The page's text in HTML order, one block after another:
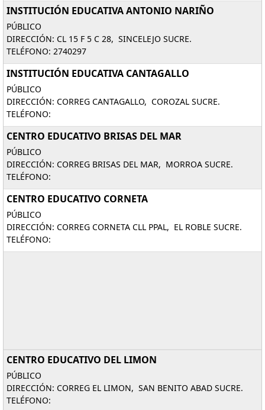
INSTITUCIÓN EDUCATIVA ANTONIO NARIÑO
PÚBLICO
DIRECCIÓN: CL 15 F 5 C 28, SINCELEJO SUCRE.
TELÉFONO: 2740297
INSTITUCIÓN EDUCATIVA CANTAGALLO
PÚBLICO
DIRECCIÓN: CORREG CANTAGALLO, COROZAL SUCRE.
TELÉFONO:
CENTRO EDUCATIVO BRISAS DEL MAR
PÚBLICO
DIRECCIÓN: CORREG BRISAS DEL MAR, MORROA SUCRE.
TELÉFONO:
CENTRO EDUCATIVO CORNETA
PÚBLICO
DIRECCIÓN: CORREG CORNETA CLL PPAL, EL ROBLE SUCRE.
TELÉFONO:
CENTRO EDUCATIVO DEL LIMON
PÚBLICO
DIRECCIÓN: CORREG EL LIMON, SAN BENITO ABAD SUCRE.
TELÉFONO: